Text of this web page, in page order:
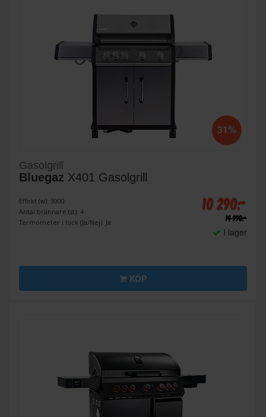
31%
Gasolgrill
Bluegaz X401 Gasolgrill
Effekt (w): 3000
Antal brännare (st): 4
Termometer i lock (Ja/Nej): Ja
10 290:-
14 990:-
I lager
KÖP